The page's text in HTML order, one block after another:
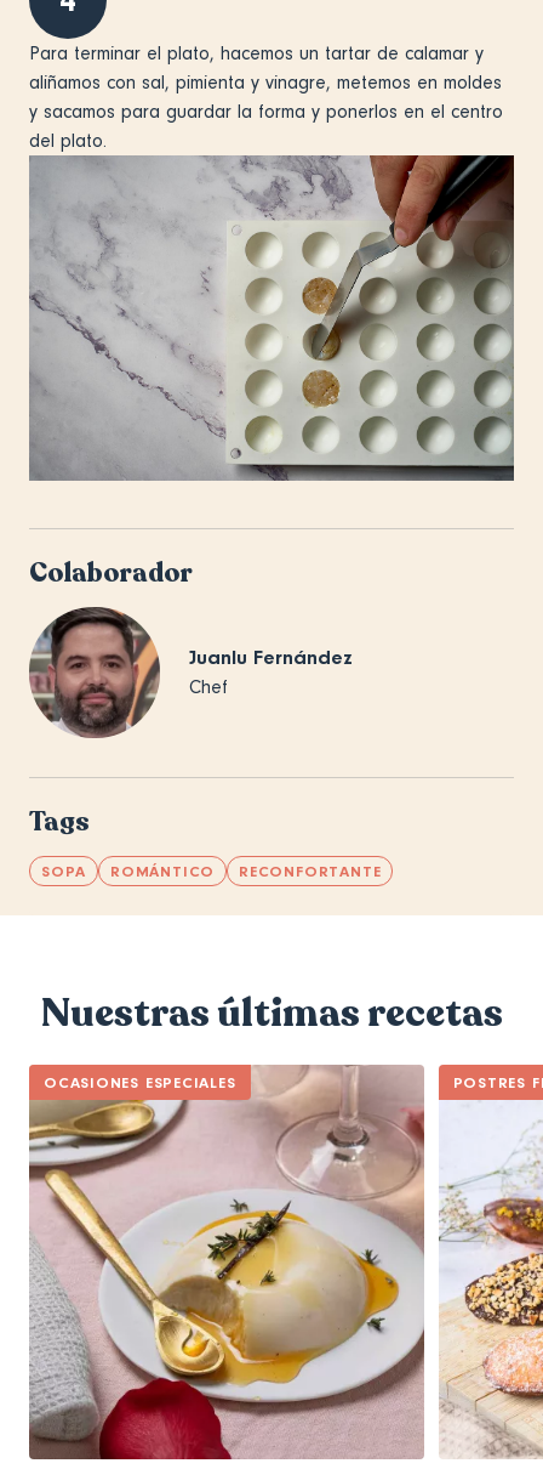
Para terminar el plato, hacemos un tartar de calamar y
aliñamos con sal, pimienta y vinagre, metemos en moldes
y sacamos para guardar la forma y ponerlos en el centro
del plato.
Colaborador
Juanlu Fernández
Chef
Tags
SOPA ROMÁNTICO RECONFORTANTE
Nuestras últimas recetas
OCASIONES ESPECIALES POSTRES